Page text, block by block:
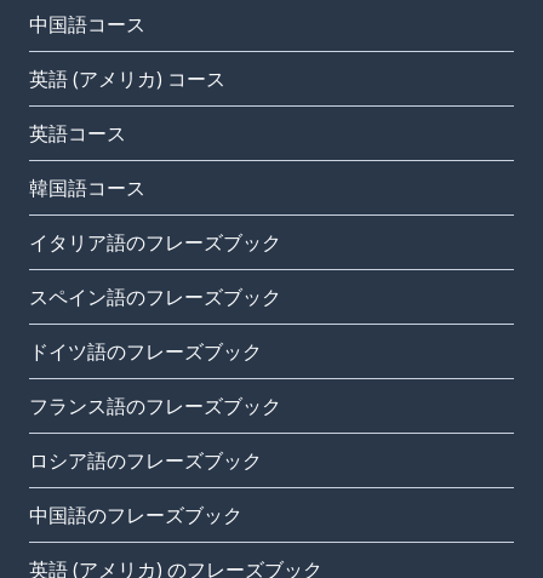
中国語コース
英語 (アメリカ) コース
英語コース
韓国語コース
イタリア語のフレーズブック
スペイン語のフレーズブック
ドイツ語のフレーズブック
フランス語のフレーズブック
ロシア語のフレーズブック
中国語のフレーズブック
英語 (アメリカ) のフレーズブック